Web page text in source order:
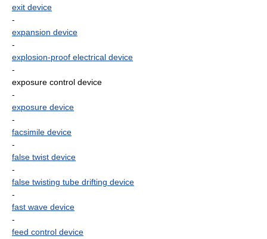
exit device
-
expansion device
-
explosion-proof electrical device
-
exposure control device
-
exposure device
-
facsimile device
-
false twist device
-
false twisting tube drifting device
-
fast wave device
-
feed control device